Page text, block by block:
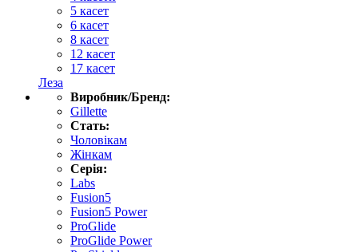
5 касет
6 касет
8 касет
12 касет
17 касет
Леза
Виробник/Бренд:
Gillette
Стать:
Чоловікам
Жінкам
Серія:
Labs
Fusion5
Fusion5 Power
ProGlide
ProGlide Power